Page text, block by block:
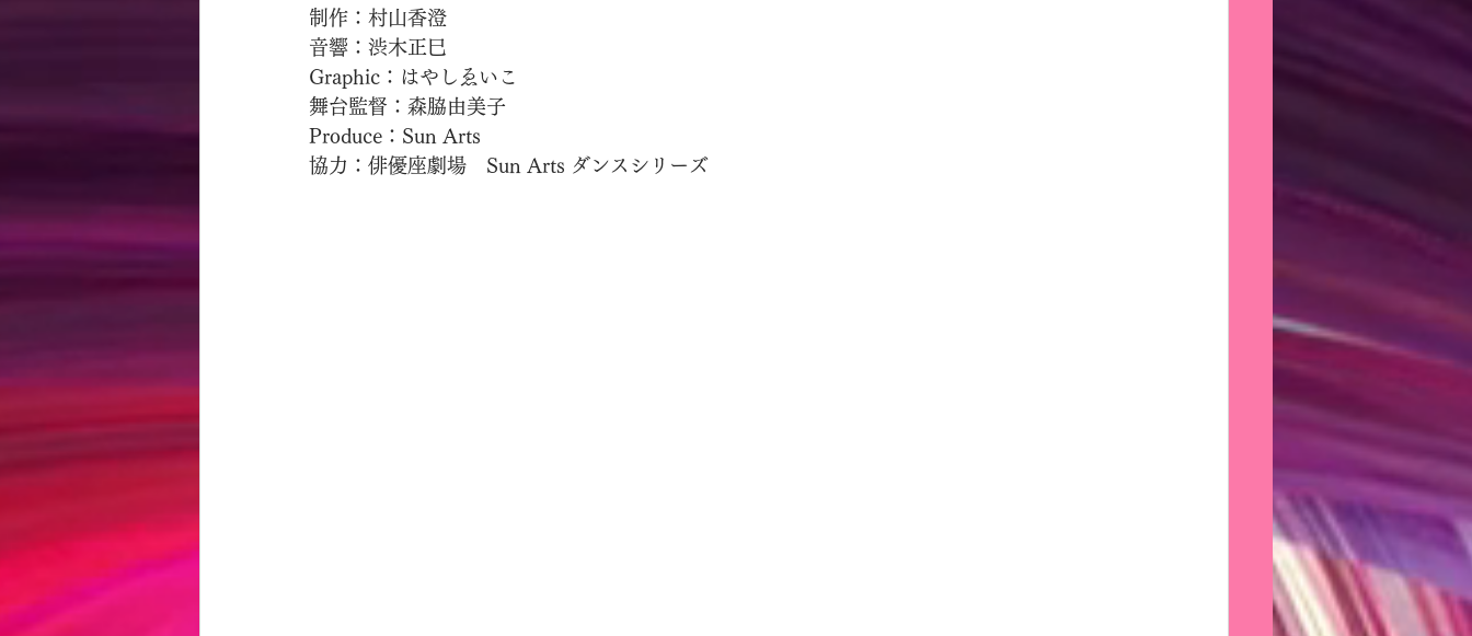
制作：村山香澄
音響：渋木正巳
Graphic：はやしゑいこ
舞台監督：森脇由美子
Produce：Sun Arts
協力：俳優座劇場　Sun Arts ダンスシリーズ